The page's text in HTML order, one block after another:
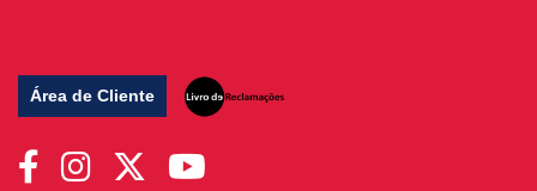
Área de Cliente